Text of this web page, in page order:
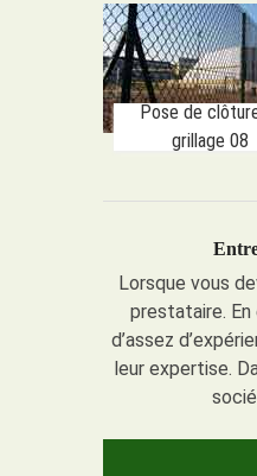
Pose de
grillage 08
Lorsque vous
prestataire.
d’assez
leur expertise.